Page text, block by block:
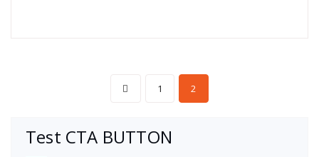
Pagination
publications
1 2
Test CTA BUTTON